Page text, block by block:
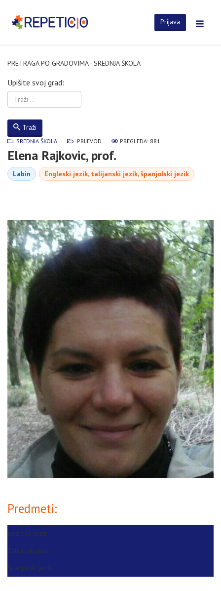
Prijava
PRETRAGA PO GRADOVIMA - SREDNJA ŠKOLA
Upišite svoj grad:
Traži
SREDNJA ŠKOLA PRIJEVOD PREGLEDA: 881
Elena Rajkovic, prof.
Labin Engleski jezik, talijanski jezik, španjolski jezik
Predmeti:
Engleski jezik
Talijanski jezik
Španjolski jezik